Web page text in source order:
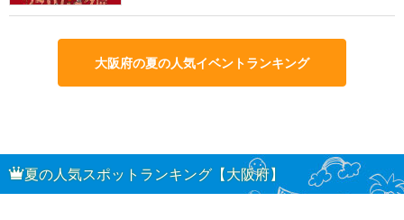
大阪府の夏の人気イベントランキング
夏の人気スポットランキング【大阪府】